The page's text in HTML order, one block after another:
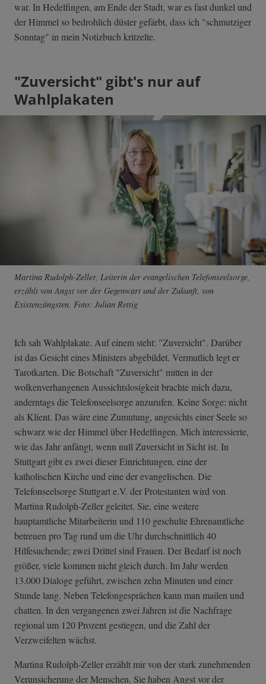
war. In Hedelfingen, am Ende der Stadt, war es fast dunkel und
der Himmel so bedrohlich düster gefärbt, dass ich "schmutziger
Sonntag" in mein Notizbuch kritzelte.
"Zuversicht" gibt's nur auf
Wahlplakaten
Martina Rudolph-Zeller, Leiterin der evangelischen Telefonseelsorge,
erzählt von Angst vor der Gegenwart und der Zukunft, von
Existenzängsten. Foto: Julian Rettig
Ich sah Wahlplakate. Auf einem steht: "Zuversicht". Darüber
ist das Gesicht eines Ministers abgebildet. Vermutlich legt er
Tarotkarten. Die Botschaft "Zuversicht" mitten in der
wolkenverhangenen Aussichtslosigkeit brachte mich dazu,
anderntags die Telefonseelsorge anzurufen. Keine Sorge: nicht
als Klient. Das wäre eine Zumutung, angesichts einer Seele so
schwarz wie der Himmel über Hedelfingen. Mich interessierte,
wie das Jahr anfängt, wenn null Zuversicht in Sicht ist. In
Stuttgart gibt es zwei dieser Einrichtungen, eine der
katholischen Kirche und eine der evangelischen. Die
Telefonseelsorge Stuttgart e.V. der Protestanten wird von
Martina Rudolph-Zeller geleitet. Sie, eine weitere
hauptamtliche Mitarbeiterin und 110 geschulte Ehrenamtliche
betreuen pro Tag rund um die Uhr durchschnittlich 40
Hilfesuchende; zwei Drittel sind Frauen. Der Bedarf ist noch
größer, viele kommen nicht gleich durch. Im Jahr werden
13.000 Dialoge geführt, zwischen zehn Minuten und einer
Stunde lang. Neben Telefongesprächen kann man mailen und
chatten. In den vergangenen zwei Jahren ist die Nachfrage
regional um 120 Prozent gestiegen, und die Zahl der
Verzweifelten wächst.
Martina Rudolph-Zeller erzählt mir von der stark zunehmenden
Verunsicherung der Menschen. Sie haben Angst vor der